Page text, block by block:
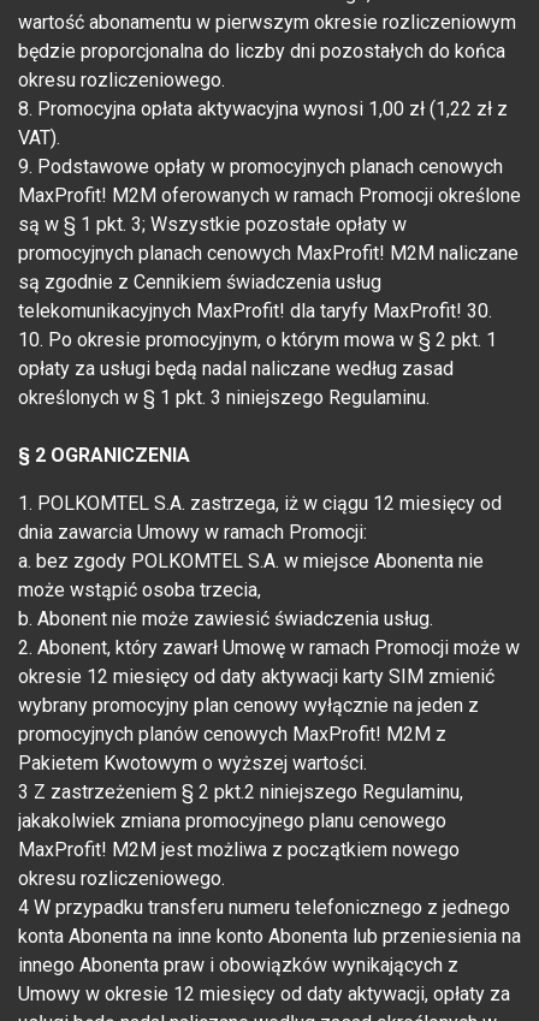
wartość abonamentu w pierwszym okresie rozliczeniowym
będzie proporcjonalna do liczby dni pozostałych do końca
okresu rozliczeniowego.
8. Promocyjna opłata aktywacyjna wynosi 1,00 zł (1,22 zł z
VAT).
9. Podstawowe opłaty w promocyjnych planach cenowych
MaxProfit! M2M oferowanych w ramach Promocji określone
są w § 1 pkt. 3; Wszystkie pozostałe opłaty w
promocyjnych planach cenowych MaxProfit! M2M naliczane
są zgodnie z Cennikiem świadczenia usług
telekomunikacyjnych MaxProfit! dla taryfy MaxProfit! 30.
10. Po okresie promocyjnym, o którym mowa w § 2 pkt. 1
opłaty za usługi będą nadal naliczane według zasad
określonych w § 1 pkt. 3 niniejszego Regulaminu.
§ 2 OGRANICZENIA
1. POLKOMTEL S.A. zastrzega, iż w ciągu 12 miesięcy od
dnia zawarcia Umowy w ramach Promocji:
a. bez zgody POLKOMTEL S.A. w miejsce Abonenta nie
może wstąpić osoba trzecia,
b. Abonent nie może zawiesić świadczenia usług.
2. Abonent, który zawarł Umowę w ramach Promocji może w
okresie 12 miesięcy od daty aktywacji karty SIM zmienić
wybrany promocyjny plan cenowy wyłącznie na jeden z
promocyjnych planów cenowych MaxProfit! M2M z
Pakietem Kwotowym o wyższej wartości.
3 Z zastrzeżeniem § 2 pkt.2 niniejszego Regulaminu,
jakakolwiek zmiana promocyjnego planu cenowego
MaxProfit! M2M jest możliwa z początkiem nowego
okresu rozliczeniowego.
4 W przypadku transferu numeru telefonicznego z jednego
konta Abonenta na inne konto Abonenta lub przeniesienia na
innego Abonenta praw i obowiązków wynikających z
Umowy w okresie 12 miesięcy od daty aktywacji, opłaty za